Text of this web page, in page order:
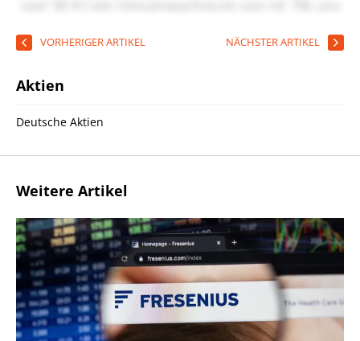
VORHERIGER ARTIKEL NÄCHSTER ARTIKEL
Aktien
Deutsche Aktien
Weitere Artikel